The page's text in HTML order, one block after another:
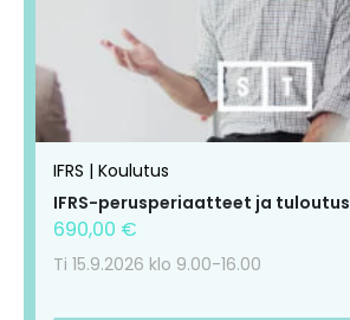
IFRS | Koulutus
IFRS-perusperiaatteet ja tuloutus
690,00 €
Ti 15.9.2026 klo 9.00-16.00